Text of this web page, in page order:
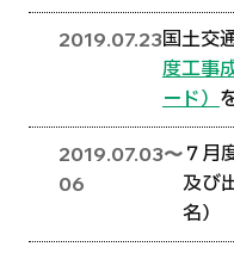
2019.07.23国土交
度工事
ード）
2019.07.03〜
06
７月
及び
名）